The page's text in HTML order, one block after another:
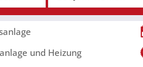
und Heizung